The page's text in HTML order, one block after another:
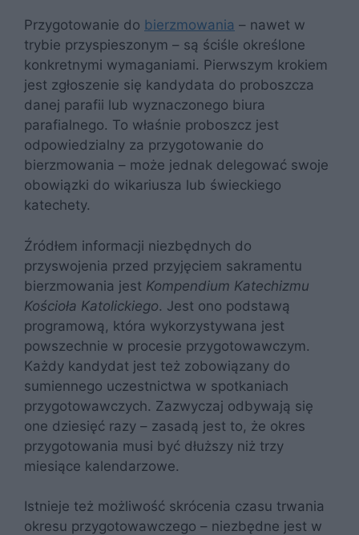
Przygotowanie do bierzmowania – nawet w
trybie przyspieszonym – są ściśle określone
konkretnymi wymaganiami. Pierwszym krokiem
jest zgłoszenie się kandydata do proboszcza
danej parafii lub wyznaczonego biura
parafialnego. To właśnie proboszcz jest
odpowiedzialny za przygotowanie do
bierzmowania – może jednak delegować swoje
obowiązki do wikariusza lub świeckiego
katechety.
Źródłem informacji niezbędnych do
przyswojenia przed przyjęciem sakramentu
bierzmowania jest Kompendium Katechizmu
Kościoła Katolickiego. Jest ono podstawą
programową, która wykorzystywana jest
powszechnie w procesie przygotowawczym.
Każdy kandydat jest też zobowiązany do
sumiennego uczestnictwa w spotkaniach
przygotowawczych. Zazwyczaj odbywają się
one dziesięć razy – zasadą jest to, że okres
przygotowania musi być dłuższy niż trzy
miesiące kalendarzowe.
Istnieje też możliwość skrócenia czasu trwania
okresu przygotowawczego – niezbędne jest w